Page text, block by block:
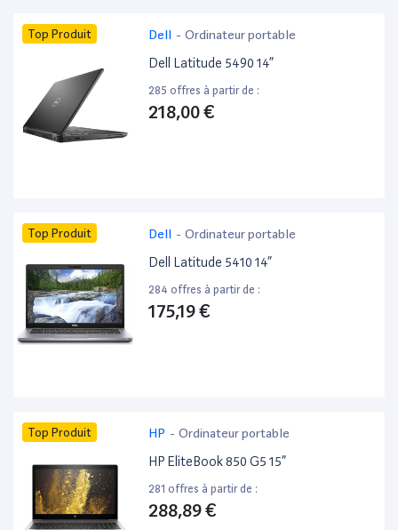
Top Produit Dell - Ordinateur portable
Dell Latitude 5490 14”
285 offres à partir de :
218,00 €
Top Produit Dell - Ordinateur portable
Dell Latitude 5410 14”
284 offres à partir de :
175,19 €
Top Produit HP - Ordinateur portable
HP EliteBook 850 G5 15”
281 offres à partir de :
288,89 €